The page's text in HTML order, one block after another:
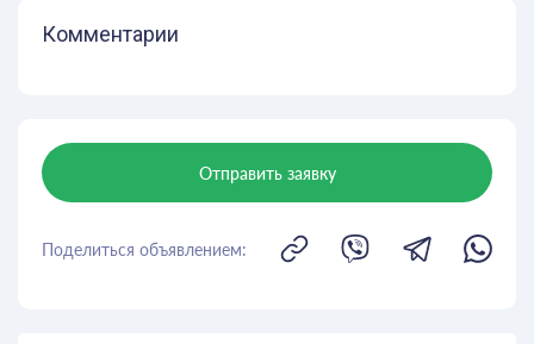
Комментарии
Отправить заявку
Поделиться объявлением: